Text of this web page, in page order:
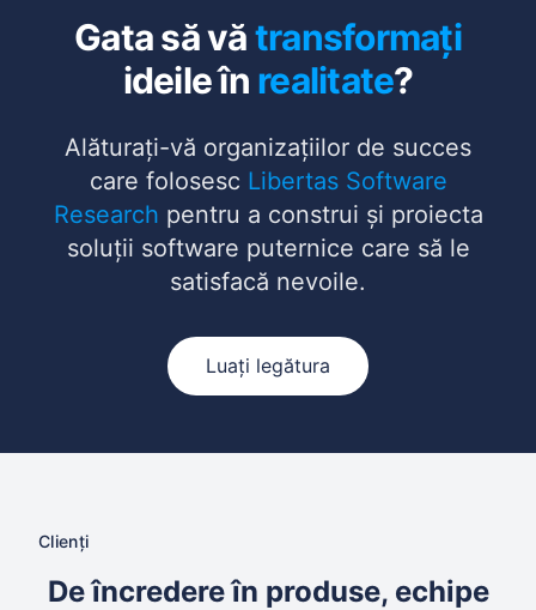
Gata să vătransformați
ideile în realitate?
Alăturați-vă organizațiilor de succes
care folosesc Libertas Software
Research pentru a construi și proiecta
soluții software puternice care să le
satisfacă nevoile.
Luați legătura
Clienți
De încredere în produse, echipe